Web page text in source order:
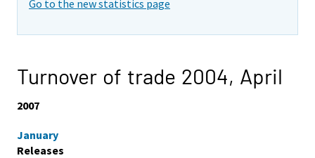
Go to the new statistics page
Turnover of trade 2004, April
2007
January
Releases